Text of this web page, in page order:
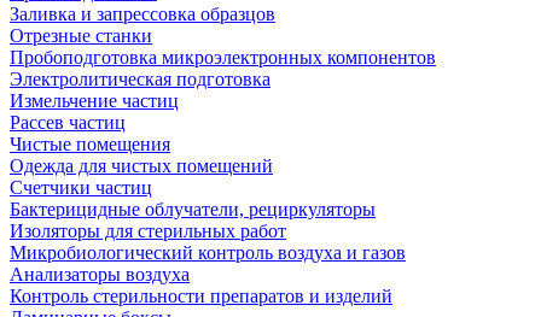
Заливка и запрессовка образцов
Отрезные станки
Пробоподготовка микроэлектронных компонентов
Электролитическая подготовка
Измельчение частиц
Рассев частиц
Чистые помещения
Одежда для чистых помещений
Счетчики частиц
Бактерицидные облучатели, рециркуляторы
Изоляторы для стерильных работ
Микробиологический контроль воздуха и газов
Анализаторы воздуха
Контроль стерильности препаратов и изделий